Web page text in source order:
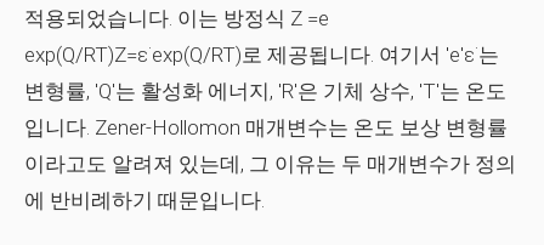
적용되었습니다. 이는 방정식 Z =e
exp(Q/RT)Z=ε˙exp⁡(Q/RT)로 제공됩니다. 여기서 'e'ε˙는
변형률, 'Q'는 활성화 에너지, 'R'은 기체 상수, 'T'는 온도
입니다. Zener-Hollomon 매개변수는 온도 보상 변형률
이라고도 알려져 있는데, 그 이유는 두 매개변수가 정의
에 반비례하기 때문입니다.